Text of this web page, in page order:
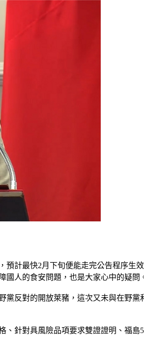
計最快2月下旬便能走完公告程序生
國人的食安問題，也是大家心中的疑問
反對的開放萊豬，這次又未與在野
針對具風險品項要求雙證證明、福